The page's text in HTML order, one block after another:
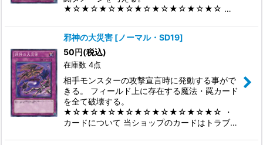
★☆★☆★☆★☆★☆★☆★☆★☆★☆ …
邪神の大災害 [ノーマル・SD19]
50円(税込)
在庫数 4点
相手モンスターの攻撃宣言時に発動する事がで
きる。 フィールド上に存在する魔法・罠カード
を全て破壊する。
★☆★☆★☆★☆★☆★☆★☆★☆★☆ ・
カードについて 当ショップのカードはトラブ…